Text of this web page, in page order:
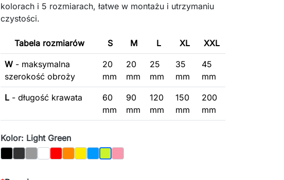
kolorach i 5 rozmiarach, łatwe w montażu i utrzymaniu
czystości.
Tabela rozmiarów S M L XL XXL
W - maksymalna
szerokość obroży
20
mm
20
mm
25
mm
35
mm
45
mm
L - długość krawata
60
mm
90
mm
120
mm
150
mm
200
mm
Kolor: Light Green
BlackGraphite
GrayWhite
RedOrange
Yellow
BlueLight Green
Pink